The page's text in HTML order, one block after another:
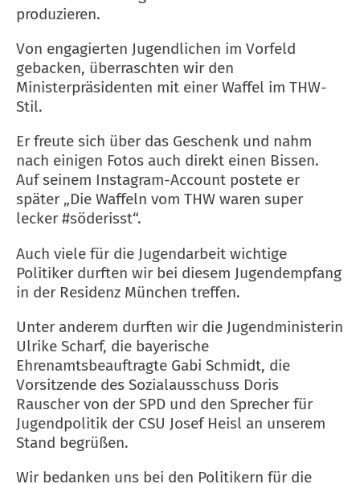
produzieren.
Von engagierten Jugendlichen im Vorfeld
gebacken, überraschten wir den
Ministerpräsidenten mit einer Waffel im THW-
Stil.
Er freute sich über das Geschenk und nahm
nach einigen Fotos auch direkt einen Bissen.
Auf seinem Instagram-Account postete er
später „Die Waffeln vom THW waren super
lecker #söderisst“.
Auch viele für die Jugendarbeit wichtige
Politiker durften wir bei diesem Jugendempfang
in der Residenz München treffen.
Unter anderem durften wir die Jugendministerin
Ulrike Scharf, die bayerische
Ehrenamtsbeauftragte Gabi Schmidt, die
Vorsitzende des Sozialausschuss Doris
Rauscher von der SPD und den Sprecher für
Jugendpolitik der CSU Josef Heisl an unserem
Stand begrüßen.
Wir bedanken uns bei den Politikern für die